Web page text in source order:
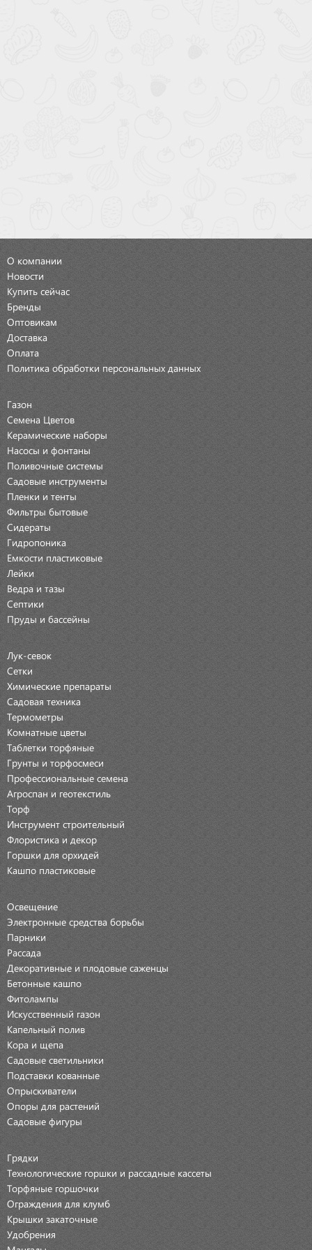
О компании
Новости
Купить сейчас
Бренды
Оптовикам
Доставка
Оплата
Политика обработки персональных данных
Газон
Семена Цветов
Керамические наборы
Насосы и фонтаны
Поливочные системы
Садовые инструменты
Пленки и тенты
Фильтры бытовые
Сидераты
Гидропоника
Емкости пластиковые
Лейки
Ведра и тазы
Септики
Пруды и бассейны
Лук-севок
Сетки
Химические препараты
Садовая техника
Термометры
Комнатные цветы
Таблетки торфяные
Грунты и торфосмеси
Профессиональные семена
Агроспан и геотекстиль
Торф
Инструмент строительный
Флористика и декор
Горшки для орхидей
Кашпо пластиковые
Освещение
Электронные средства борьбы
Парники
Рассада
Декоративные и плодовые саженцы
Бетонные кашпо
Фитолампы
Искусственный газон
Капельный полив
Кора и щепа
Садовые светильники
Подставки кованные
Опрыскиватели
Опоры для растений
Садовые фигуры
Грядки
Технологические горшки и рассадные кассеты
Торфяные горшочки
Ограждения для клумб
Крышки закаточные
Удобрения